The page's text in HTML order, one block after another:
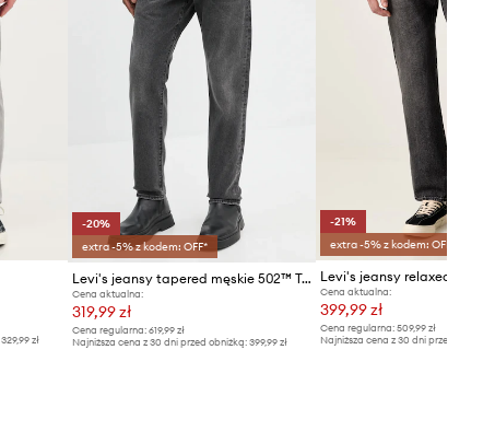
Tabela rozmiarów
329,99 zł
-20%
extra -5% z kodem: OFF*
Levi's jeansy tapered męskie 502™ TAPER
Cena aktualna:
319,99 zł
Cena regularna:619,99 zł
Najniższa cena z 30 dni przed obniżką:399,99 zł
-21%
extra -5% z kodem: OFF*
Cena aktualna:
399,99 zł
Cena regularna: 509,99 zł
Najniższa cena z 30 dni przed obniżką: